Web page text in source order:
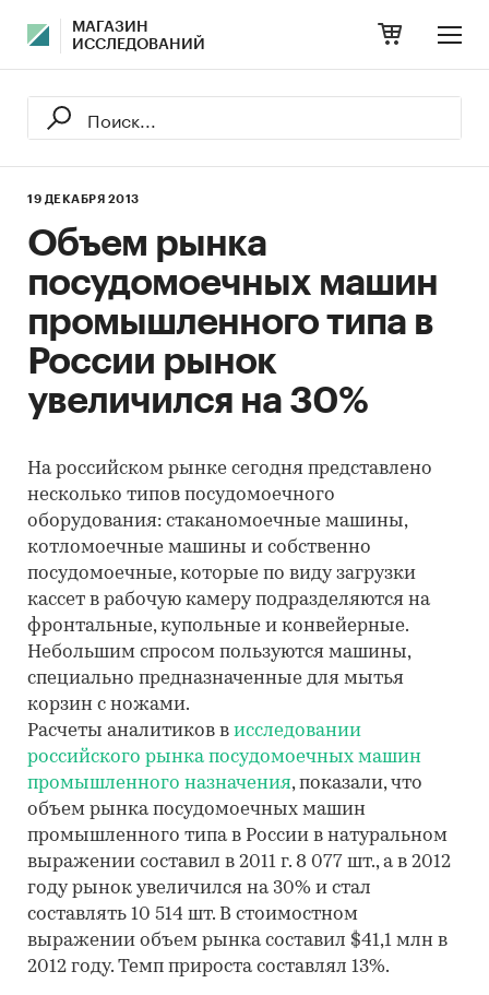
МАГАЗИН
ИССЛЕДОВАНИЙ
19 ДЕКАБРЯ 2013
Объем рынка
посудомоечных машин
промышленного типа в
России рынок
увеличился на 30%
На российском рынке сегодня представлено
несколько типов посудомоечного
оборудования: стаканомоечные машины,
котломоечные машины и собственно
посудомоечные, которые по виду загрузки
кассет в рабочую камеру подразделяются на
фронтальные, купольные и конвейерные.
Небольшим спросом пользуются машины,
специально предназначенные для мытья
корзин с ножами.
Расчеты аналитиков в исследовании
российского рынка посудомоечных машин
промышленного назначения, показали, что
объем рынка посудомоечных машин
промышленного типа в России в натуральном
выражении составил в 2011 г. 8 077 шт., а в 2012
году рынок увеличился на 30% и стал
составлять 10 514 шт. В стоимостном
выражении объем рынка составил $41,1 млн в
2012 году. Темп прироста составлял 13%.